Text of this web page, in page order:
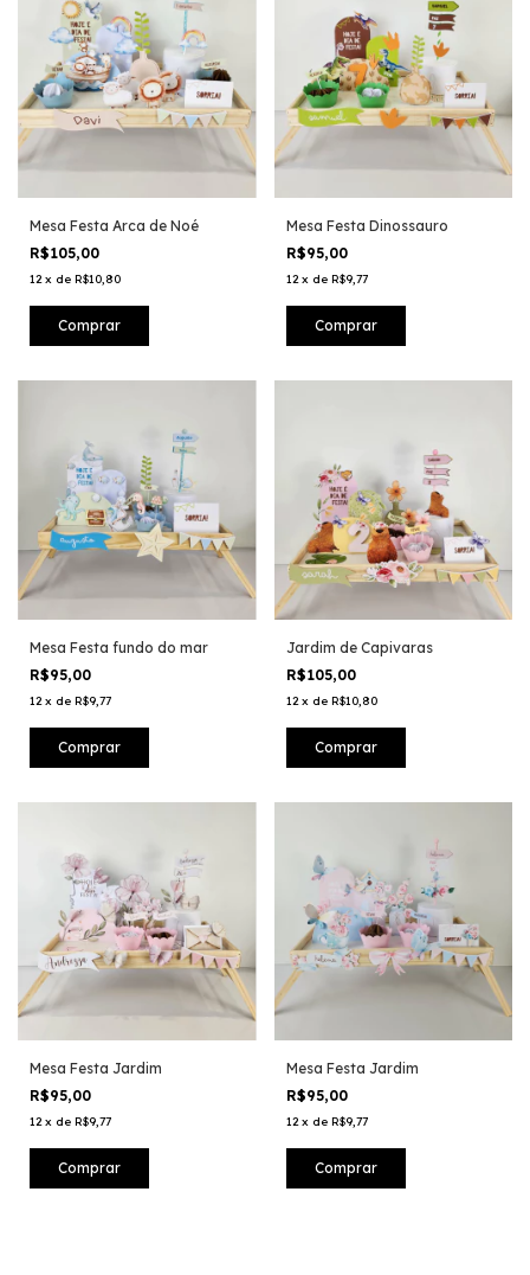
Mesa Festa Arca de Noé
R$105,00
12 x de R$10,80
Mesa Festa Dinossauro
R$95,00
12 x de R$9,77
Mesa Festa fundo do mar
R$95,00
12 x de R$9,77
Jardim de Capivaras
R$105,00
12 x de R$10,80
Mesa Festa Jardim
R$95,00
12 x de R$9,77
Mesa Festa Jardim
R$95,00
12 x de R$9,77